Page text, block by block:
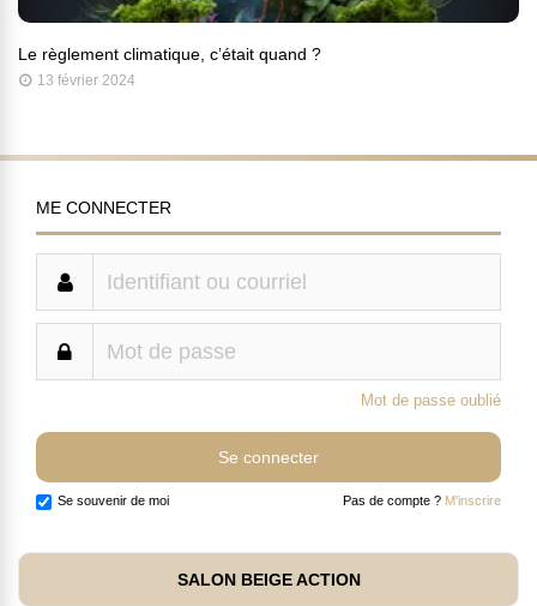
Le règlement climatique, c’était quand ?
13 février 2024
ME CONNECTER
Mot de passe oublié
Se souvenir de moi Pas de compte ? M'inscrire
SALON BEIGE ACTION